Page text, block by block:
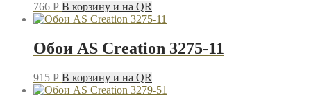
766 P В корзину и на QR
Обои AS Creation 3275-11
915 P В корзину и на QR